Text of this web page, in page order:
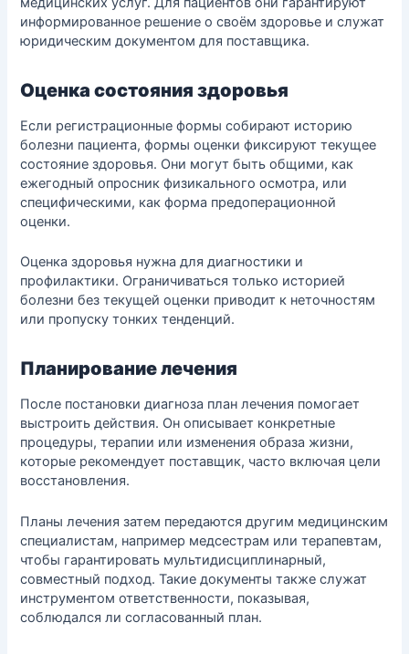
информированное решение о своём здоровье и служат
юридическим документом для поставщика.
Оценка состояния здоровья
Если регистрационные формы собирают историю
болезни пациента, формы оценки фиксируют текущее
состояние здоровья. Они могут быть общими, как
ежегодный опросник физикального осмотра, или
специфическими, как форма предоперационной
оценки.
Оценка здоровья нужна для диагностики и
профилактики. Ограничиваться только историей
болезни без текущей оценки приводит к неточностям
или пропуску тонких тенденций.
Планирование лечения
После постановки диагноза план лечения помогает
выстроить действия. Он описывает конкретные
процедуры, терапии или изменения образа жизни,
которые рекомендует поставщик, часто включая цели
восстановления.
Планы лечения затем передаются другим медицинским
специалистам, например медсестрам или терапевтам,
чтобы гарантировать мультидисциплинарный,
совместный подход. Такие документы также служат
инструментом ответственности, показывая,
соблюдался ли согласованный план.